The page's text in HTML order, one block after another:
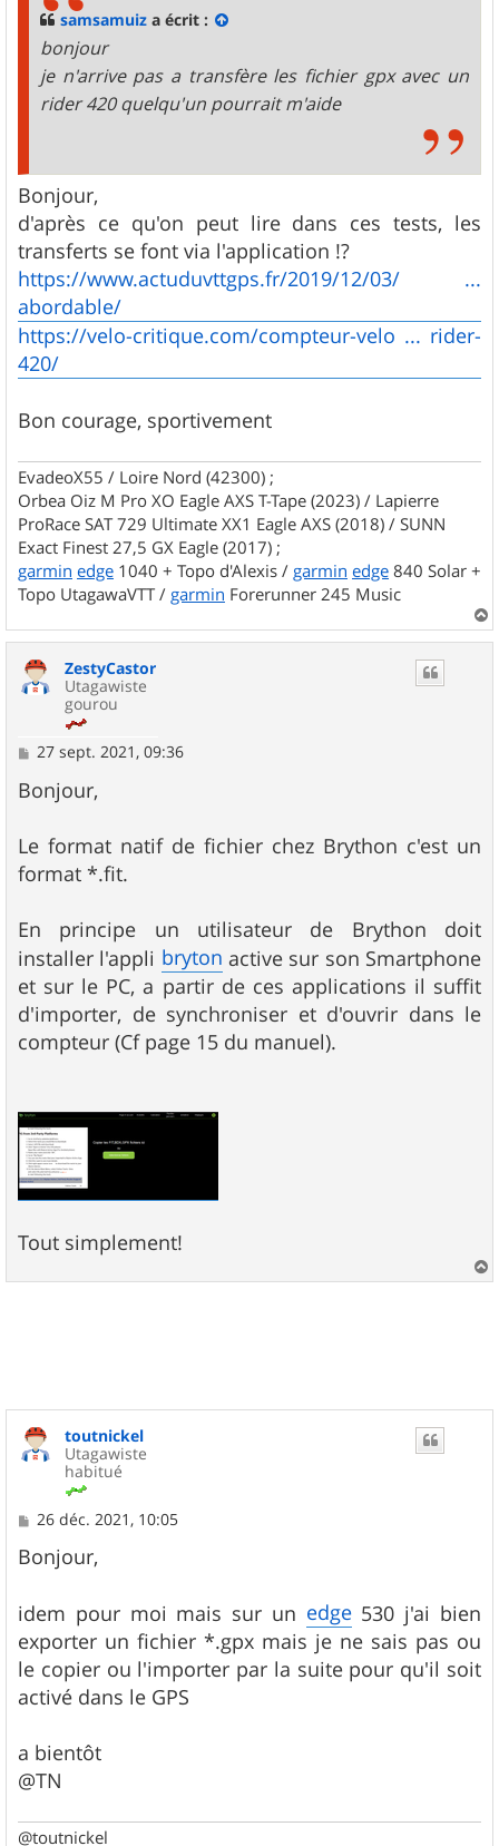
samsamuiz a écrit :
bonjour
je n'arrive pas a transfère les fichier gpx avec un
rider 420 quelqu'un pourrait m'aide
Bonjour,
d'après ce qu'on peut lire dans ces tests, les
transferts se font via l'application !?
https://www.actuduvttgps.fr/2019/12/03/ ...
abordable/
https://velo-critique.com/compteur-velo ... rider-
420/
Bon courage, sportivement
EvadeoX55 / Loire Nord (42300) ;
Orbea Oiz M Pro XO Eagle AXS T-Tape (2023) / Lapierre
ProRace SAT 729 Ultimate XX1 Eagle AXS (2018) / SUNN
Exact Finest 27,5 GX Eagle (2017) ;
garmin edge 1040 + Topo d'Alexis / garmin edge 840 Solar +
Topo UtagawaVTT / garmin Forerunner 245 Music
a
ZestyCastor
Utagawiste
gourou
M
s
s
g
e
27 sept. 2021, 09:36
Bonjour,
Le format natif de fichier chez Brython c'est un
format *.fit.
En principe un utilisateur de Brython doit
installer l'appli bryton active sur son Smartphone
et sur le PC, a partir de ces applications il suffit
d'importer, de synchroniser et d'ouvrir dans le
compteur (Cf page 15 du manuel).
Tout simplement!
a
toutnickel
Utagawiste
habitué
M
s
s
g
e
26 déc. 2021, 10:05
Bonjour,
idem pour moi mais sur un edge530 j'ai bien
exporter un fichier *.gpx mais je ne sais pas ou
le copier ou l'importer par la suite pour qu'il soit
activé dans le GPS
a bientôt
@TN
@toutnickel